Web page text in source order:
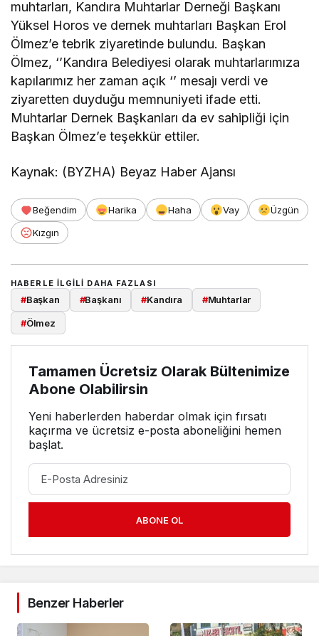
muhtarları, Kandıra Muhtarlar Derneği Başkanı
Yüksel Horos ve dernek muhtarları Başkan Erol
Ölmez’e tebrik ziyaretinde bulundu. Başkan
Ölmez, ‘’Kandıra Belediyesi olarak muhtarlarımıza
kapılarımız her zaman açık ‘’ mesajı verdi ve
ziyaretten duyduğu memnuniyeti ifade etti.
Muhtarlar Dernek Başkanları da ev sahipliği için
Başkan Ölmez’e teşekkür ettiler.
Kaynak: (BYZHA) Beyaz Haber Ajansı
Beğendim Harika Haha Vay
Üzgün
Kızgın
HABERLE ILGILI DAHA FAZLASI
#Başkan #Başkanı #Kandıra #Muhtarlar
#Ölmez
Tamamen Ücretsiz Olarak Bültenimize
Abone Olabilirsin
Yeni haberlerden haberdar olmak için fırsatı
kaçırma ve ücretsiz e-posta aboneliğini hemen
başlat.
ABONE OL
Benzer Haberler